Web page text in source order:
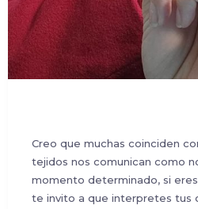
Creo que muchas coinciden
tejidos nos comunican como
momento determinado, si
te invito a que interpretes tus